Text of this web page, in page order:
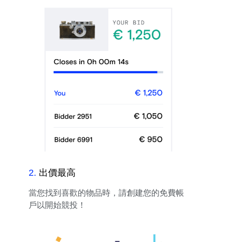
2. 出價最高
當您找到喜歡的物品時，請創建您的免費帳
戶以開始競投！